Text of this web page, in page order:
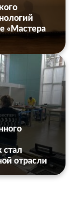
«Мастера
стал
отрасли